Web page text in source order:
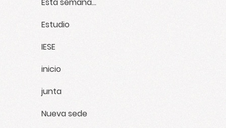
Estudio
IESE
inicio
junta
Nueva sede